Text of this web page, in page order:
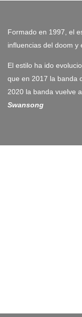
Formado en 1997, el
influencias del doom y
El estilo ha ido
que en 2017 la banda
2020 la banda vuelve
Swansong